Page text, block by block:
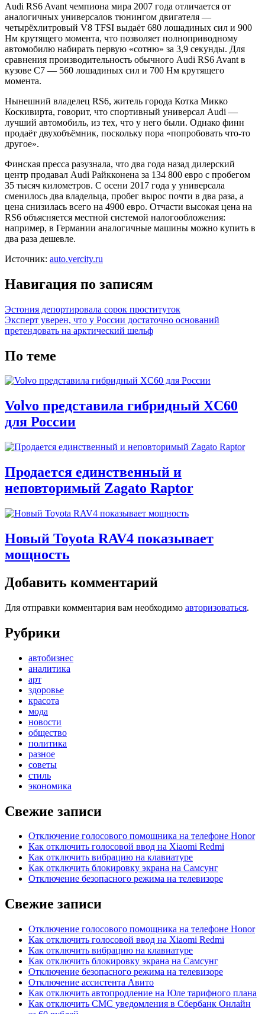
Audi RS6 Avant чемпиона мира 2007 года отличается от
аналогичных универсалов тюнингом двигателя —
четырёхлитровый V8 TFSI выдаёт 680 лошадиных сил и 900
Нм крутящего момента, что позволяет полноприводному
автомобилю набирать первую «сотню» за 3,9 секунды. Для
сравнения производительность обычного Audi RS6 Avant в
кузове C7 — 560 лошадиных сил и 700 Нм крутящего
момента.
Нынешний владелец RS6, житель города Котка Микко
Коскивирта, говорит, что спортивный универсал Audi —
лучший автомобиль, из тех, что у него были. Однако финн
продаёт двухобъёмник, поскольку пора «попробовать что-то
другое».
Финская пресса разузнала, что два года назад дилерский
центр продавал Audi Райкконена за 134 800 евро с пробегом
35 тысяч километров. С осени 2017 года у универсала
сменилось два владельца, пробег вырос почти в два раза, а
цена снизилась всего на 4900 евро. Отчасти высокая цена на
RS6 объясняется местной системой налогообложения:
например, в Германии аналогичные машины можно купить в
два раза дешевле.
Источник: auto.vercity.ru
Навигация по записям
Эстония депортировала сорок проституток
Эксперт уверен, что у России достаточно оснований
претендовать на арктический шельф
По теме
Volvo представила гибридный XC60
для России
Продается единственный и
неповторимый Zagato Raptor
Новый Toyota RAV4 показывает
мощность
Добавить комментарий
Для отправки комментария вам необходимо авторизоваться.
Рубрики
автобизнес
аналитика
арт
здоровье
красота
мода
новости
общество
политика
разное
советы
стиль
экономика
Свежие записи
Отключение голосового помощника на телефоне Honor
Как отключить голосовой ввод на Xiaomi Redmi
Как отключить вибрацию на клавиатуре
Как отключить блокировку экрана на Самсунг
Отключение безопасного режима на телевизоре
Свежие записи
Отключение голосового помощника на телефоне Honor
Как отключить голосовой ввод на Xiaomi Redmi
Как отключить вибрацию на клавиатуре
Как отключить блокировку экрана на Самсунг
Отключение безопасного режима на телевизоре
Отключение ассистента Авито
Как отключить автопродление на Юле тарифного плана
Как отключить СМС уведомления в Сбербанк Онлайн